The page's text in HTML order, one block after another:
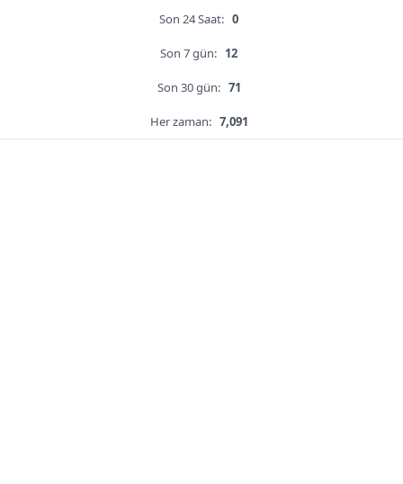
Son 24 Saat: 0
Son 7 gün: 12
Son 30 gün: 71
Her zaman: 7,091